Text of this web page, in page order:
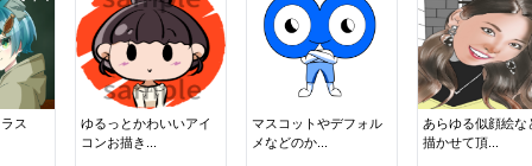
ス
ゆるっとかわいいアイ
コンお描き...
マスコットやデフォル
メなどのか...
あらゆる似顔絵な
描かせて頂...